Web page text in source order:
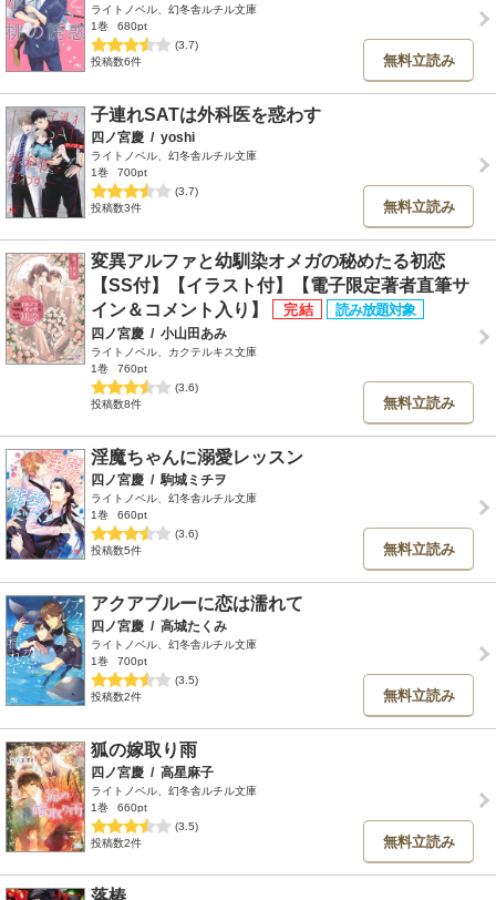
ライトノベル、幻冬舎ルチル文庫
1巻
680pt
(3.7)
投稿数6件
無料立読み
子連れSATは外科医を惑わす
四ノ宮慶 / yoshi
ライトノベル、幻冬舎ルチル文庫
1巻
700pt
(3.7)
投稿数3件
無料立読み
変異アルファと幼馴染オメガの秘めたる初恋
【SS付】【イラスト付】【電子限定著者直筆サ
イン＆コメント入り】
四ノ宮慶 / 小山田あみ
ライトノベル、カクテルキス文庫
1巻
760pt
(3.6)
投稿数8件
無料立読み
淫魔ちゃんに溺愛レッスン
四ノ宮慶 / 駒城ミチヲ
ライトノベル、幻冬舎ルチル文庫
1巻
660pt
(3.6)
投稿数5件
無料立読み
アクアブルーに恋は濡れて
四ノ宮慶 / 高城たくみ
ライトノベル、幻冬舎ルチル文庫
1巻
700pt
(3.5)
投稿数2件
無料立読み
狐の嫁取り雨
四ノ宮慶 / 高星麻子
ライトノベル、幻冬舎ルチル文庫
1巻
660pt
(3.5)
投稿数2件
無料立読み
落椿